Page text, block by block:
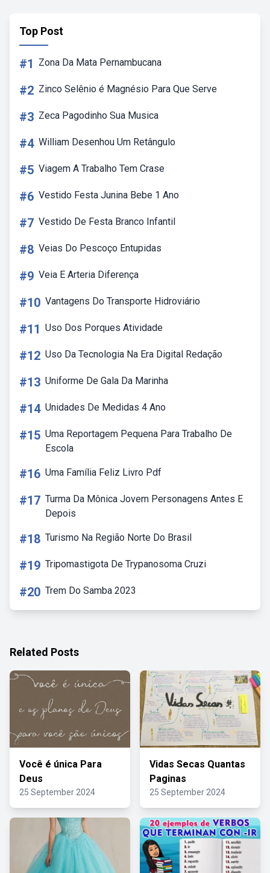
Top Post
#1 Zona Da Mata Pernambucana
#2 Zinco Selênio é Magnésio Para Que Serve
#3 Zeca Pagodinho Sua Musica
#4 William Desenhou Um Retângulo
#5 Viagem A Trabalho Tem Crase
#6 Vestido Festa Junina Bebe 1 Ano
#7 Vestido De Festa Branco Infantil
#8 Veias Do Pescoço Entupidas
#9 Veia E Arteria Diferença
#10 Vantagens Do Transporte Hidroviário
#11 Uso Dos Porques Atividade
#12 Uso Da Tecnologia Na Era Digital Redação
#13 Uniforme De Gala Da Marinha
#14 Unidades De Medidas 4 Ano
#15 Uma Reportagem Pequena Para Trabalho De
Escola
#16 Uma Família Feliz Livro Pdf
#17 Turma Da Mônica Jovem Personagens Antes E
Depois
#18 Turismo Na Região Norte Do Brasil
#19 Tripomastigota De Trypanosoma Cruzi
#20 Trem Do Samba 2023
Related Posts
Você é única Para
Deus
25 September 2024
Vidas Secas Quantas
Paginas
25 September 2024